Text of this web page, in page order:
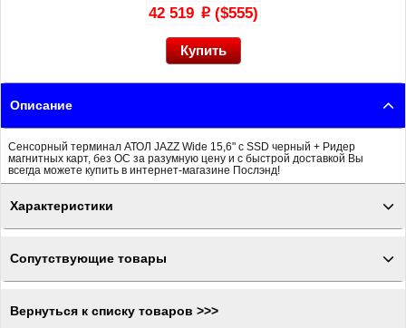
42 519 p($555)
Описание
Сенсорный терминал АТОЛ JAZZ Wide 15,6" с SSD черный + Ридер
магнитных карт, без ОС за разумную цену и с быстрой доставкой Вы
всегда можете купить в интернет-магазине Послэнд!
Характеристики
Сопутствующие товары
Вернуться к списку товаров >>>